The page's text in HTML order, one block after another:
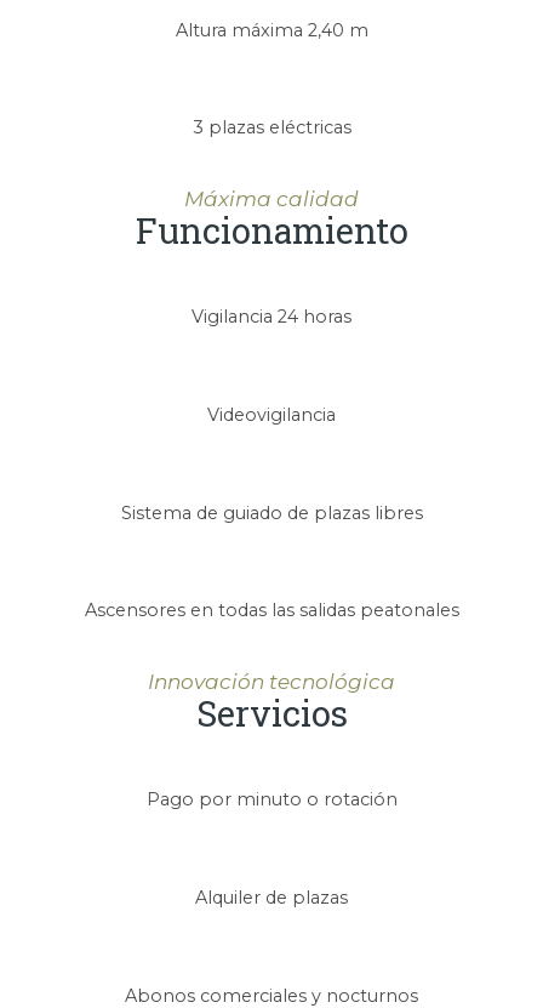
Altura máxima 2,40 m
3 plazas eléctricas
Máxima calidad
Funcionamiento
Vigilancia 24 horas
Videovigilancia
Sistema de guiado de plazas libres
Ascensores en todas las salidas peatonales
Innovación tecnológica
Servicios
Pago por minuto o rotación
Alquiler de plazas
Abonos comerciales y nocturnos